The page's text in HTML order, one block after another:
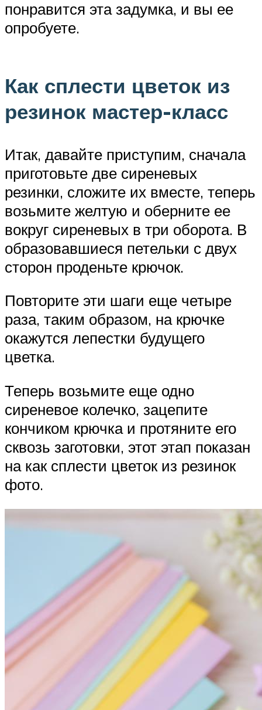
понравится эта задумка, и вы ее
опробуете.
Как сплести цветок из
резинок мастер-класс
Итак, давайте приступим, сначала
приготовьте две сиреневых
резинки, сложите их вместе, теперь
возьмите желтую и оберните ее
вокруг сиреневых в три оборота. В
образовавшиеся петельки с двух
сторон проденьте крючок.
Повторите эти шаги еще четыре
раза, таким образом, на крючке
окажутся лепестки будущего
цветка.
Теперь возьмите еще одно
сиреневое колечко, зацепите
кончиком крючка и протяните его
сквозь заготовки, этот этап показан
на как сплести цветок из резинок
фото.